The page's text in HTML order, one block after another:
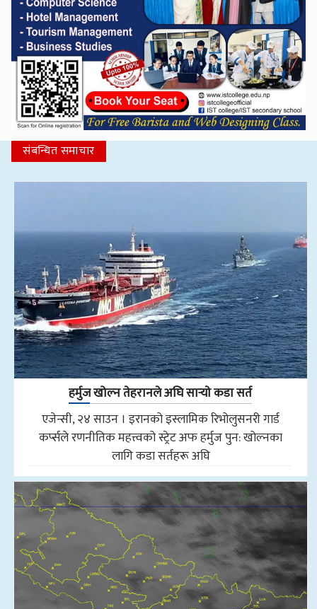
संबन्धित समाचार
हर्मुज खोल्न तेहरानले अघि सार्‍याे कडा सर्त
एजेन्सी, २४ साउन । इरानको इस्लामिक रिभोलुसनरी गार्ड
कर्प्सले रणनीतिक महत्त्वको स्ट्रेट अफ हर्मुज पुन: खोल्नका
लागि कडा सर्तहरू अघि